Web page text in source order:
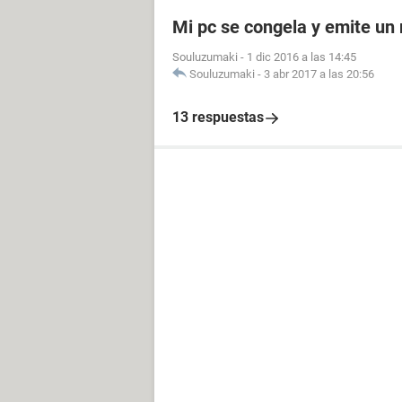
Mi pc se congela y emite un
Souluzumaki - 1 dic 2016 a las 14:45
Souluzumaki - 3 abr 2017 a las 20:56
13 respuestas